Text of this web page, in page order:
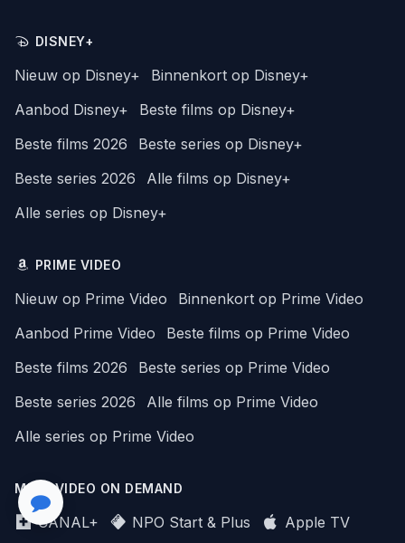
DISNEY+
Nieuw op Disney+
Binnenkort op Disney+
Aanbod Disney+
Beste films op Disney+
Beste films 2026
Beste series op Disney+
Beste series 2026
Alle films op Disney+
Alle series op Disney+
PRIME VIDEO
Nieuw op Prime Video
Binnenkort op Prime Video
Aanbod Prime Video
Beste films op Prime Video
Beste films 2026
Beste series op Prime Video
Beste series 2026
Alle films op Prime Video
Alle series op Prime Video
MEER VIDEO ON DEMAND
CANAL+ NPO Start & Plus Apple TV